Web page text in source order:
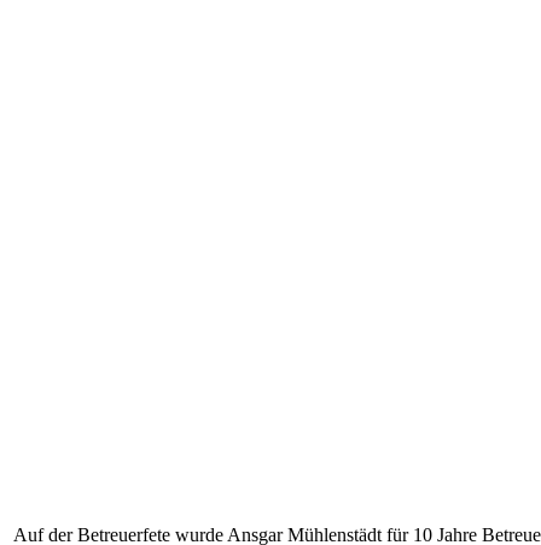
Auf der Betreuerfete wurde Ansgar Mühlenstädt für 10 Jahre